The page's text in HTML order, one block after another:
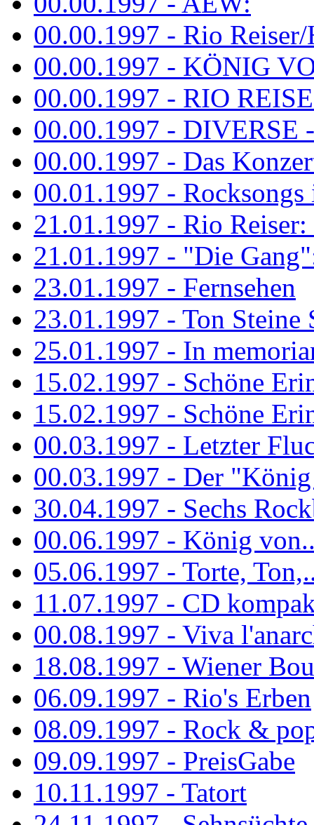
00.00.1997 - Rio Reiser/
00.00.1997 - KÖNIG
00.00.1997 - RIO
00.00.1997 - DIVERSE
00.00.1997 - Das
00.01.1997 -
21.01.1997 - Rio
21.01.1997 - "Die
23.01.1997 - Fernsehen
23.01.1997 - Ton Steine
25.01.1997 - In
15.02.1997 - Schöne
15.02.1997 - Schöne
00.03.1997 - Letzter
00.03.1997 - Der
30.04.1997 - Sechs
00.06.1997 - König
05.06.1997 - Torte,
11.07.1997 - CD
00.08.1997 - Viva
18.08.1997 - Wiener
06.09.1997 - Rio's Erben
08.09.1997 - Rock &
09.09.1997 - PreisGabe
10.11.1997 - Tatort